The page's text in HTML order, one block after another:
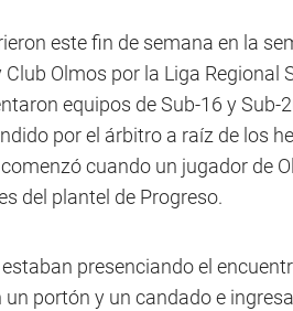
este fin de semana en la
Olmos por la Liga Regional
equipos de Sub-16 y Sub-
por el árbitro a raíz de los
comenzó cuando un jugador de
del plantel de Progreso.
presenciando el
portón y un candado e